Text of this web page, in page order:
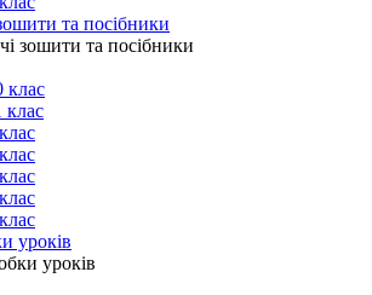
та посібники
зошити та посібники
клас
клас
уроків
уроків